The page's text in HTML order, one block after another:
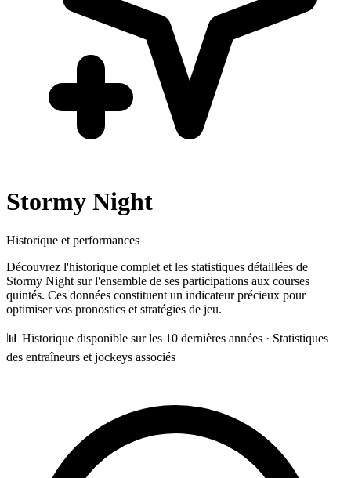
Stormy Night
Historique et performances
Découvrez l'historique complet et les statistiques détaillées de
Stormy Night sur l'ensemble de ses participations aux courses
quintés. Ces données constituent un indicateur précieux pour
optimiser vos pronostics et stratégies de jeu.
📊 Historique disponible sur les 10 dernières années · Statistiques
des entraîneurs et jockeys associés